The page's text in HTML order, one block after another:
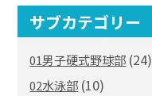
サブカテゴリー
01男子硬式野球部 (24)
02水泳部 (10)